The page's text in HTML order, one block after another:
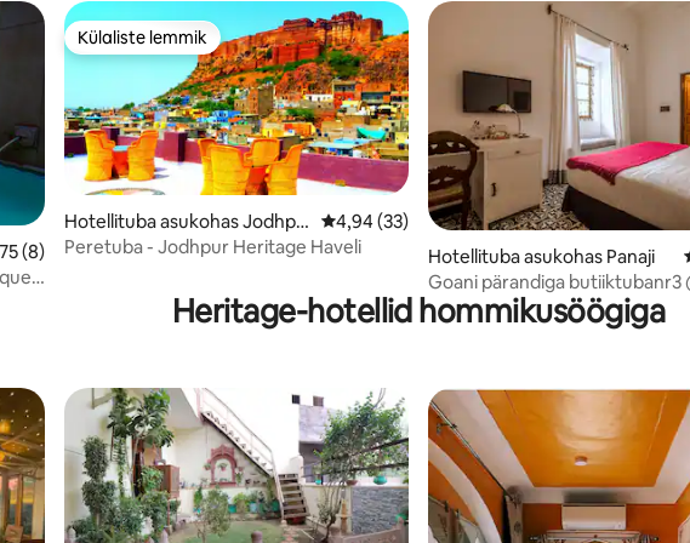
hinnang 4,75/5, 8 hinnangut
(8)
Külaliste lemmik
Külaliste lemmik
Hotellituba asukohas Jodhpu
r
Keskmine hinnang 4,94/5, 33 hinnangut
4,94 (33)
Peretuba - Jodhpur Heritage Haveli
Hotellituba asukohas Panaji
Goani pärandiga butiiktubanr3
Fonteinhas Panjim
Heritage-hotellid hommikusöögiga